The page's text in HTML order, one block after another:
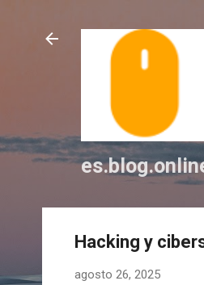
Hacking y
agosto 26, 2025